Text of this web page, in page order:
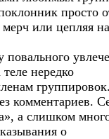
просто
или цепляя на
повального
нередко
комментариев.
а слишком
о